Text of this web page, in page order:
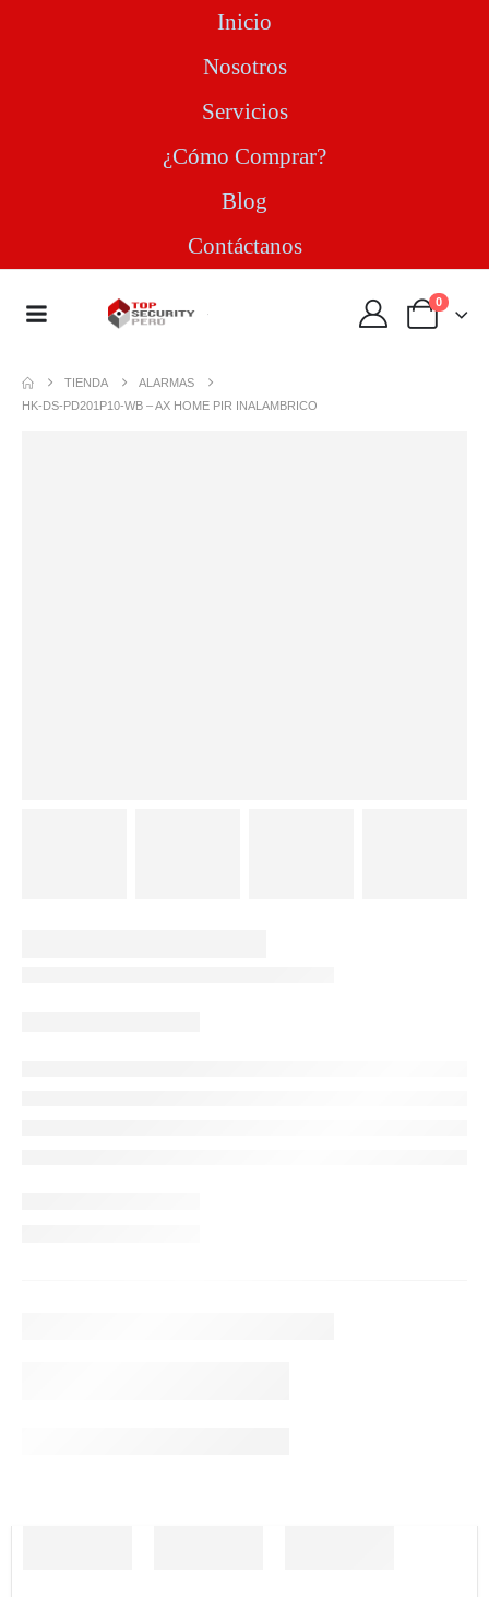
Inicio
Nosotros
Servicios
¿Cómo Comprar?
Blog
Contáctanos
0
TIENDA
ALARMAS
HK-DS-PD201P10-WB – AX HOME PIR INALAMBRICO